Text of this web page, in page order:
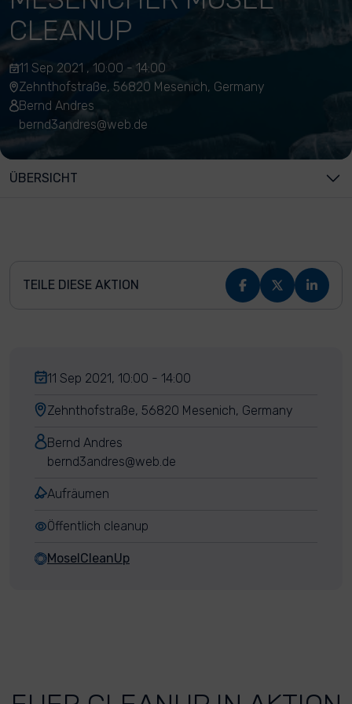
CLEANUP
11 Sep 2021 , 10:00 - 14:00
Zehnthofstraße, 56820 Mesenich, Germany
Bernd Andres
bernd3andres@web.de
ÜBERSICHT
TEILE DIESE AKTION
11 Sep 2021, 10:00 - 14:00
Zehnthofstraße, 56820 Mesenich, Germany
Bernd Andres
bernd3andres@web.de
Aufräumen
Öffentlich cleanup
MoselCleanUp